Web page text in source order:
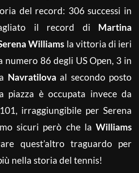
del record: 306 successi in
il record di Martina
Williams la vittoria di ieri
numero 86 degli US Open, 3 in
Navratilova al secondo posto
piazza è occupata invece da
irraggiungibile per Serena
sicuri però che la Williams
quest’altro traguardo per
nella storia del tennis!